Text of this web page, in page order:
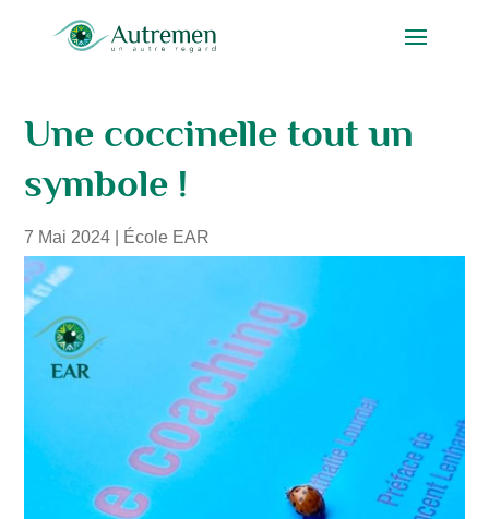
Une coccinelle tout un
symbole !
7 Mai 2024 École EAR